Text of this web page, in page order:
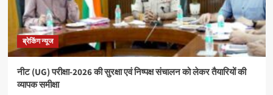
ब्रेकिंग न्यूज
नीट (UG) परीक्षा-2026 की सुरक्षा एवं निष्पक्ष संचालन को लेकर तैयारियों की
व्यापक समीक्षा